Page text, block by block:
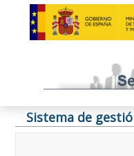
Sistema de